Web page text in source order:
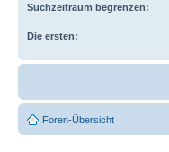
Suchzeitraum begrenzen:
Die ersten:
Foren-Übersicht